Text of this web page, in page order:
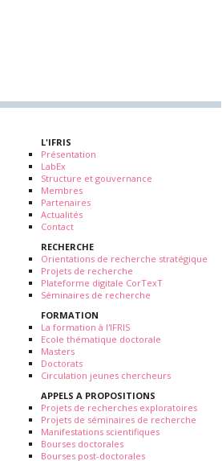
L'IFRIS
Présentation
LabEx
Structure et gouvernance
Membres
Partenaires
Actualités
Contact
RECHERCHE
Orientations de recherche stratégique
Projets de recherche
Plateforme digitale CorTexT
Séminaires de recherche
FORMATION
La formation à l'IFRIS
Ecole thématique doctorale
Masters
Doctorats
Circulation jeunes chercheurs
APPELS A PROPOSITIONS
Projets de recherches exploratoires
Projets de séminaires de recherche
Manifestations scientifiques
Bourses doctorales
Bourses post-doctorales